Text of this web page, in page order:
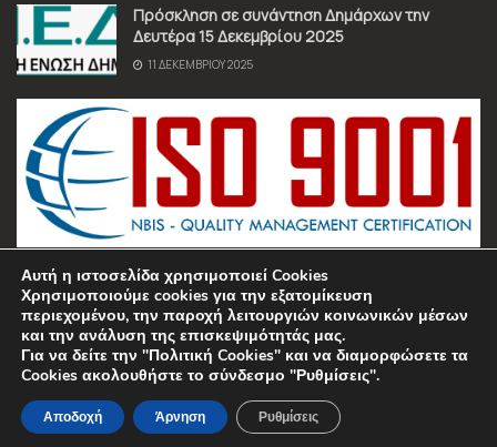
Πρόσκληση σε συνάντηση Δημάρχων την
Δευτέρα 15 Δεκεμβρίου 2025
11 ΔΕΚΕΜΒΡΊΟΥ 2025
Όροι χρήσης Πολιτική Απορρήτου Επικοινωνία
© 2025 Π.Ε.Δ.Α. • All Rights Reserved • Manufactured by Sociality
Managed byREIDDL
Αυτή η ιστοσελίδα χρησιμοποιεί Cookies
Χρησιμοποιούμε cookies για την εξατομίκευση
περιεχομένου, την παροχή λειτουργιών κοινωνικών μέσων
και την ανάλυση της επισκεψιμότητάς μας.
Για να δείτε την "Πολιτική Cookies" και να διαμορφώσετε τα
Cookies ακολουθήστε το σύνδεσμο "Ρυθμίσεις".
Αποδοχή Άρνηση Ρυθμίσεις